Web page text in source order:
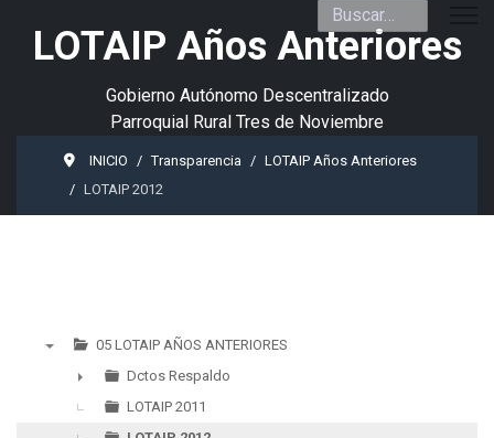
Buscar
LOTAIP Años Anteriores
Gobierno Autónomo Descentralizado
Parroquial Rural Tres de Noviembre
INICIO Transparencia
LOTAIP Años Anteriores
LOTAIP 2012
05 LOTAIP AÑOS ANTERIORES
►
Dctos Respaldo
LOTAIP 2011